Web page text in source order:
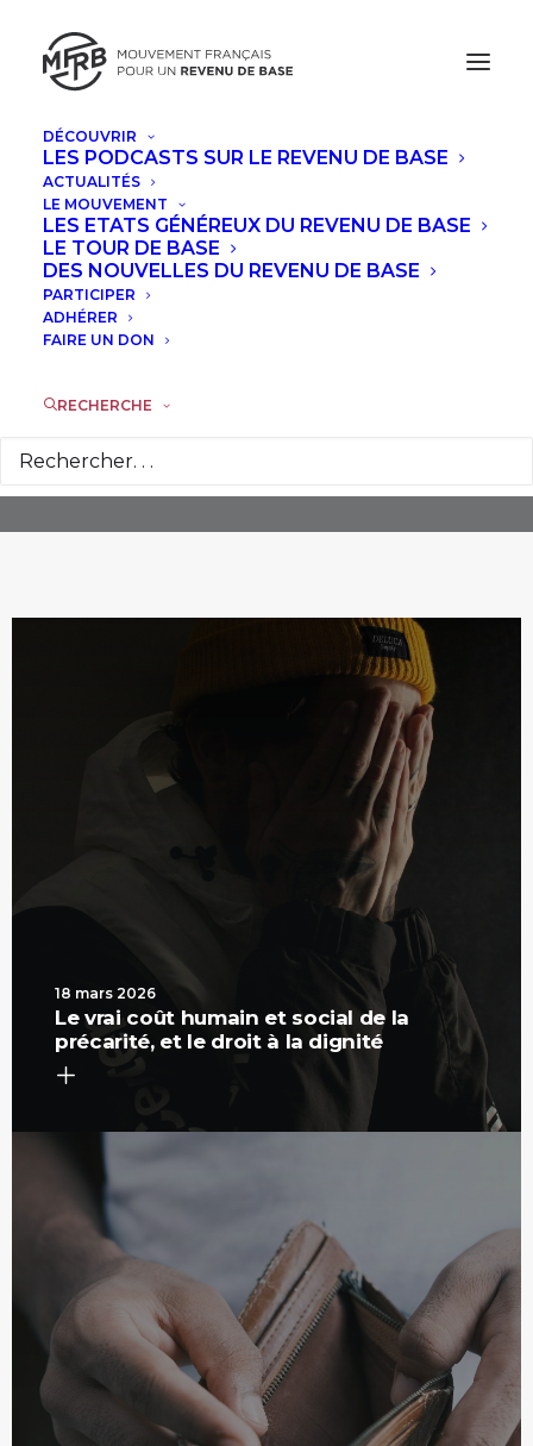
DÉCOUVRIR
LES PODCASTS SUR LE REVENU DE BASE
ACTUALITÉS
LE MOUVEMENT
LES ETATS GÉNÉREUX DU REVENU DE BASE
LE TOUR DE BASE
DES NOUVELLES DU REVENU DE BASE
PARTICIPER
ADHÉRER
FAIRE UN DON
RECHERCHE
18 mars 2026
Le vrai coût humain et social de la
précarité, et le droit à la dignité